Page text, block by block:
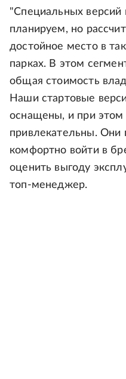
"Специальных
планируем, но
достойное место в
парках. В этом
общая стоимость
Наши стартовые
оснащены, и при этом
привлекательны. Они
комфортно войти в
оценить выгоду
топ-менеджер.